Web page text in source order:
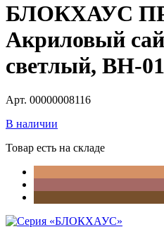
БЛОКХАУС
Акриловый
светлый, ВН-
Арт. 00000008116
В наличии
Товар есть на складе